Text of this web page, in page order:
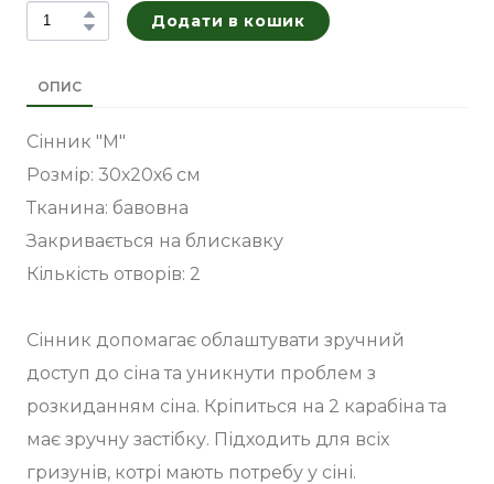
Додати в кошик
ОПИС
Сінник "M"
Розмір: 30х20х6 см
Тканина: бавовна
Закривається на блискавку
Кількість отворів: 2
Сінник допомагає облаштувати зручний
доступ до сіна та уникнути проблем з
розкиданням сіна. Кріпиться на 2 карабіна та
має зручну застібку. Підходить для всіх
гризунів, котрі мають потребу у сіні.